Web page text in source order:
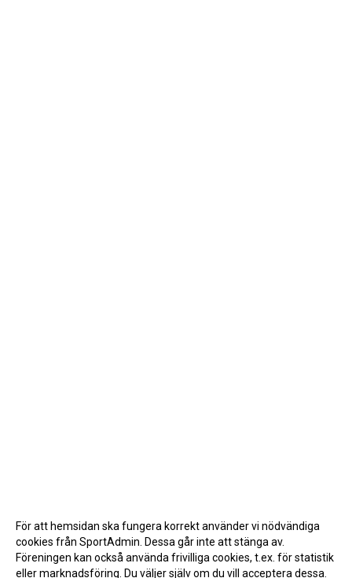
För att hemsidan ska fungera korrekt använder vi nödvändiga
cookies från SportAdmin. Dessa går inte att stänga av.
Föreningen kan också använda frivilliga cookies, t.ex. för statistik
eller marknadsföring. Du väljer själv om du vill acceptera dessa.